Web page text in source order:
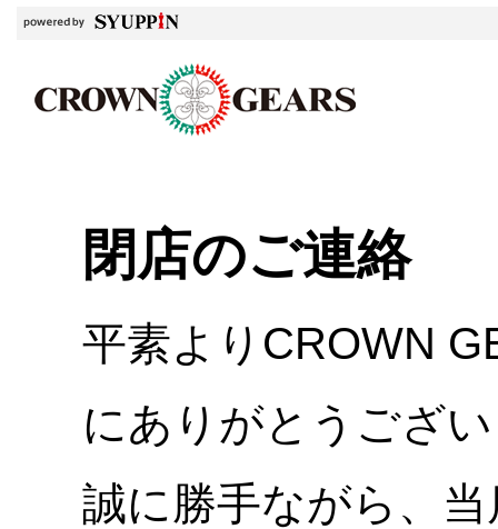
閉店のご連絡
平素よりCROWN
にありがとうござ
誠に勝手ながら、